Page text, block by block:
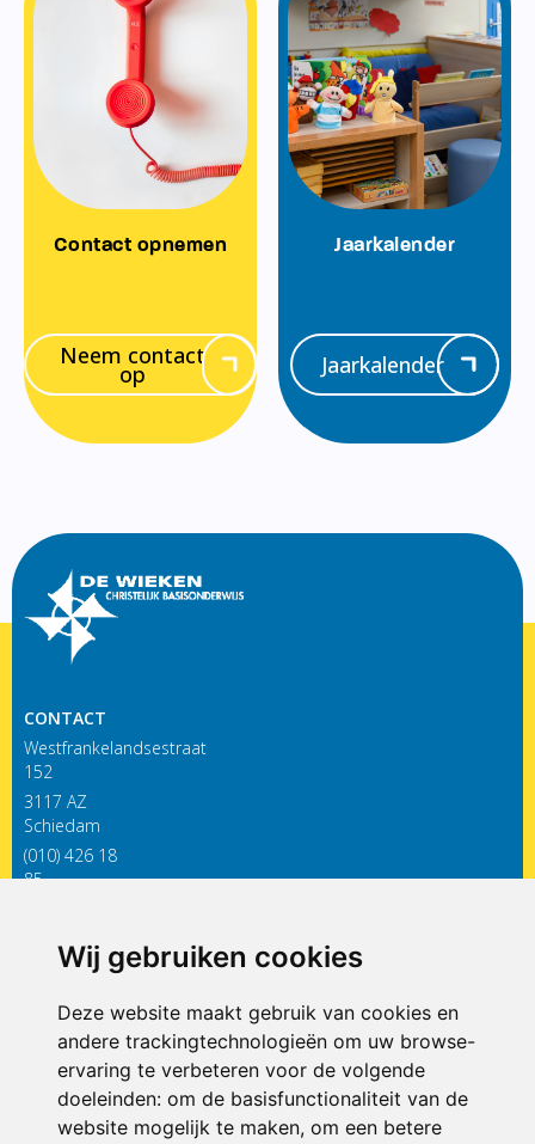
Wij gebruiken cookies
Deze website maakt gebruik van cookies en
andere trackingtechnologieën om uw browse-
ervaring te verbeteren voor de volgende
doeleinden: om de basisfunctionaliteit van de
website mogelijk te maken, om een betere
Contact opnemen
Neem contact
op
Jaarkalender
Jaarkalender
CONTACT
Westfrankelandsestraat
152
3117 AZ
Schiedam
(010) 426 18
85
ONDERDEEL VAN